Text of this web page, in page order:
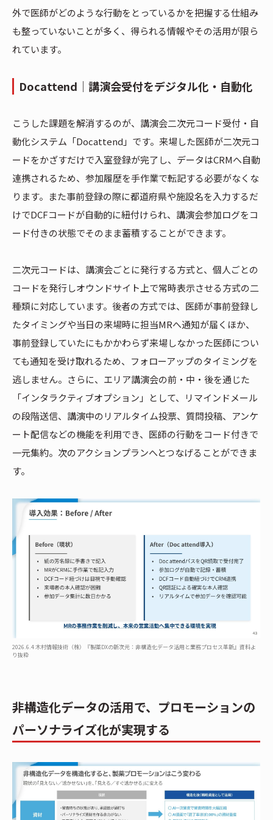
外で医師がどのような行動をとっているかを把握する仕組み
も整っていないことが多く、得られる情報やその活用が限ら
れています。
Docattend｜講演会受付をデジタル化・自動化
こうした課題を解消するのが、講演会二次元コード受付・自
動化システム「Docattend」です。来場した医師が二次元コ
ードをかざすだけで入室登録が完了し、データはCRMへ自動
連携されるため、参加履歴を手作業で転記する必要がなくな
ります。また事前登録の際に都道府県や施設名を入力するだ
けでDCFコードが自動的に紐付けられ、講演会参加ログをコ
ード付きの状態でそのまま蓄積することができます。
二次元コードは、講演会ごとに発行する方式と、個人ごとの
コードを発行しオウンドサイト上で常時表示させる方式の二
種類に対応しています。後者の方式では、医師が事前登録し
たタイミングや当日の来場時に担当MRへ通知が届くほか、
事前登録していたにもかかわらず来場しなかった医師につい
ても通知を受け取れるため、フォローアップのタイミングを
逃しません。さらに、エリア講演会の前・中・後を通じた
「インタラクティブオプション」として、リマインドメール
の段階送信、講演中のリアルタイム投票、質問投稿、アンケ
ート配信などの機能を利用でき、医師の行動をコード付きで
一元集約。次のアクションプランへとつなげることができま
す。
2026.6.4 木村情報技術（株）『製薬DXの新次元：非構造化データ活用と業務プロセス革新』資料よ
り抜粋
非構造化データの活用で、プロモーションの
パーソナライズ化が実現する